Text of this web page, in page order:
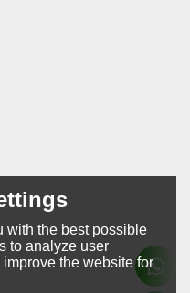
with the best possible
to analyze user
the website for